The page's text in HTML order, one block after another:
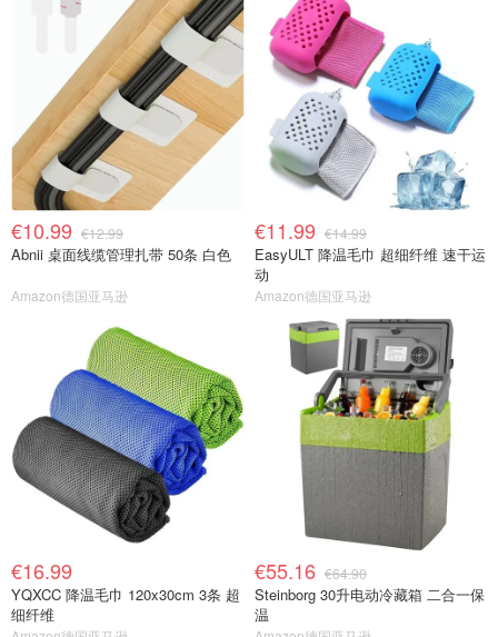
€10.99 €12.99
Abnii 桌面线缆管理扎带 50条 白色
Amazon德国亚马逊
€11.99 €14.99
EasyULT 降温毛巾 超细纤维 速干运
动
Amazon德国亚马逊
€16.99
YQXCC 降温毛巾 120x30cm 3条 超
细纤维
€55.16 €64.90
Steinborg 30升电动冷藏箱 二合一保
温